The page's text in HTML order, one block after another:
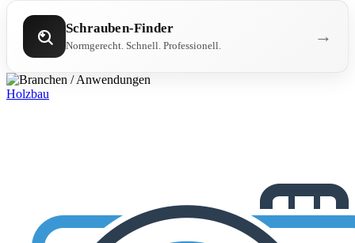
Schrauben-Finder
Normgerecht. Schnell. Professionell. →
Holzbau